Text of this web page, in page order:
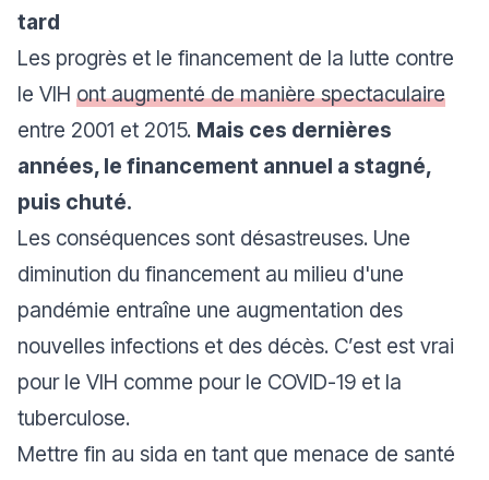
tard
Les progrès et le financement de la lutte contre
le VIH ont augmenté de manière spectaculaire
entre 2001 et 2015. Mais ces dernières
années, le financement annuel a stagné,
puis chuté.
Les conséquences sont désastreuses. Une
diminution du financement au milieu d'une
pandémie entraîne une augmentation des
nouvelles infections et des décès. C’est est vrai
pour le VIH comme pour le COVID-19 et la
tuberculose.
Mettre fin au sida en tant que menace de santé